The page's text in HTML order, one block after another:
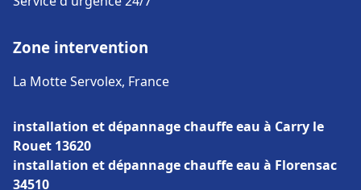
Zone intervention
La Motte Servolex, France
installation et dépannage chauffe eau à Carry le
Rouet 13620
installation et dépannage chauffe eau à Florensac
34510